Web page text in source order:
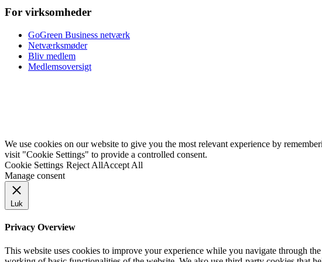
For virksomheder
GoGreen Business netværk
Netværksmøder
Bliv medlem
Medlemsoversigt
We use cookies on our website to give you the most relevant experience by
visit "Cookie Settings" to provide a controlled consent.
Cookie Settings Reject AllAccept All
Manage consent
Luk
Privacy Overview
This website uses cookies to improve your experience while you navigate through